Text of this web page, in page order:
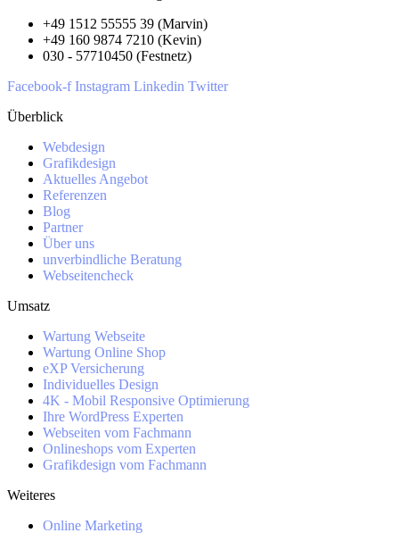
+49 1512 55555 39 (Marvin)
+49 160 9874 7210 (Kevin)
030 - 57710450 (Festnetz)
Facebook-f Instagram Linkedin Twitter
Überblick
Webdesign
Grafikdesign
Aktuelles Angebot
Referenzen
Blog
Partner
Über uns
unverbindliche Beratung
Webseitencheck
Umsatz
Wartung Webseite
Wartung Online Shop
eXP Versicherung
Individuelles Design
4K - Mobil Responsive Optimierung
Ihre WordPress Experten
Webseiten vom Fachmann
Onlineshops vom Experten
Grafikdesign vom Fachmann
Weiteres
Online Marketing